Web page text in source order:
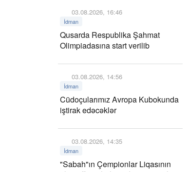
03.08.2026, 16:46
İdman
Qusarda Respublika Şahmat
Olimpiadasına start verilib
03.08.2026, 14:56
İdman
Cüdoçularımız Avropa Kubokunda
iştirak edəcəklər
03.08.2026, 14:35
İdman
"Sabah"ın Çempionlar Liqasının